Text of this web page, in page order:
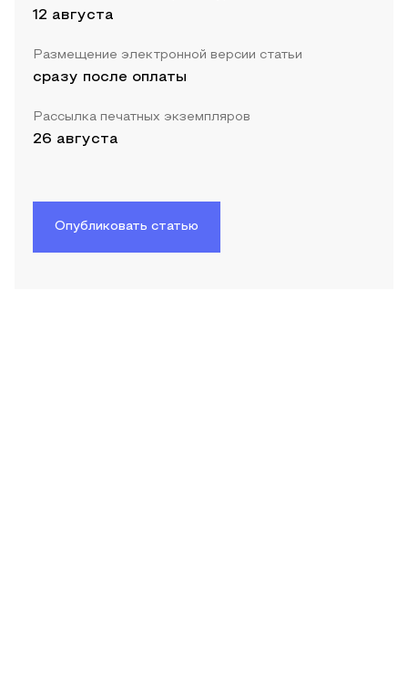
12 августа
Размещение электронной версии статьи
сразу после оплаты
Рассылка печатных экземпляров
26 августа
Опубликовать статью